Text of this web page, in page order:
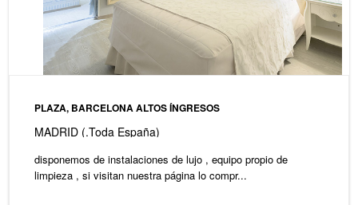
PLAZA, BARCELONA ALTOS ÍNGRESOS
MADRID (.Toda España)
disponemos de instalaciones de lujo , equipo propio de
limpieza , si visitan nuestra página lo compr...